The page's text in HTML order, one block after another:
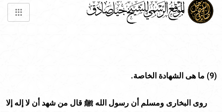
(9) ما هى الشهادة الخاصة.
روى البخارى ومسلم أن رسول الله ﷺ قال من شهد أن لا إله إلا